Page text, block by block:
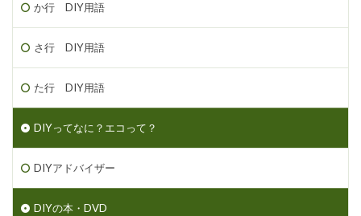
か行 DIY用語
さ行 DIY用語
た行 DIY用語
DIYってなに？エコって？
DIYアドバイザー
DIYの本・DVD